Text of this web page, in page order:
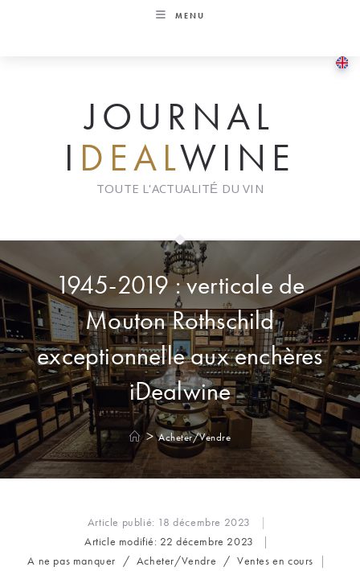
MENU
JOURNAL
I DEALWINE
TOUTE L'ACTUALITÉ DU VIN
1945-2019 : verticale de
Mouton Rothschild
exceptionnelle aux enchères
iDealwine
> Acheter/Vendre
Article publié: 18 décembre 2023
Article modifié: 22 décembre 2023
Post
A ne pas manquer / Acheter/Vendre / Ventes en cours